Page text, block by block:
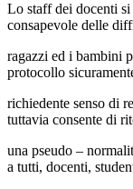
Lo staff dei docenti si
consapevole delle
ragazzi ed i bambini
protocollo
richiedente senso di
tuttavia consente di
una pseudo –
a tutti, docenti,